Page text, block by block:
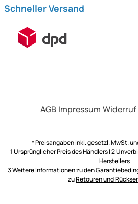
Schneller Versand
AGB Impressum Widerruf
* Preisangaben inkl. gesetzl. MwSt.
1 Ursprünglicher Preis des Händlers | 2
Herstellers
3 Weitere Informationen zu den
zuRetouren und